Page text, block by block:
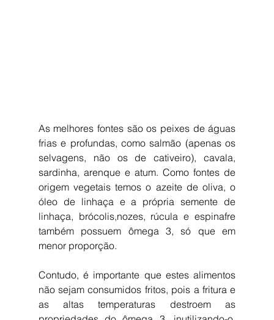
As melhores fontes são os peixes de águas
frias e profundas, como salmão (apenas os
selvagens, não os de cativeiro), cavala,
sardinha, arenque e atum. Como fontes de
origem vegetais temos o azeite de oliva, o
óleo de linhaça e a própria semente de
linhaça, brócolis,nozes, rúcula e espinafre
também possuem ômega 3, só que em
menor proporção.
Contudo, é importante que estes alimentos
não sejam consumidos fritos, pois a fritura e
as altas temperaturas destroem as